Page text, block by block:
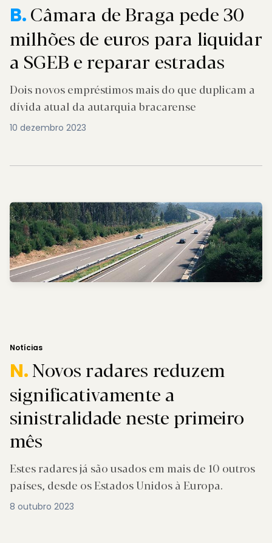
B.Câmara de Braga pede 30
milhões de euros para liquidar
a SGEB e reparar estradas
Dois novos empréstimos mais do que duplicam a
dívida atual da autarquia bracarense
10 dezembro 2023
Notícias
N.Novos radares reduzem
significativamente a
sinistralidade neste primeiro
mês
Estes radares já são usados em mais de 10 outros
países, desde os Estados Unidos à Europa.
8 outubro 2023